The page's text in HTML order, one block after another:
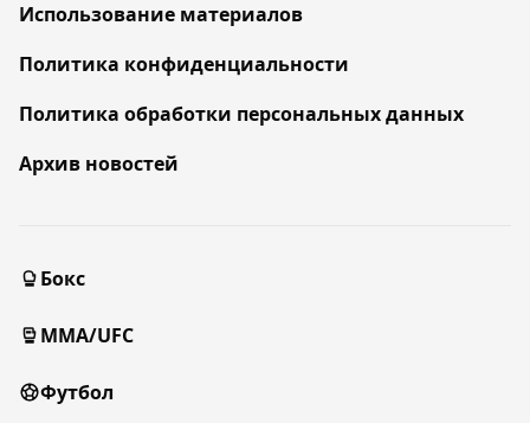
Использование материалов
Политика конфиденциальности
Политика обработки персональных данных
Архив новостей
Бокс
MMA/UFC
Футбол